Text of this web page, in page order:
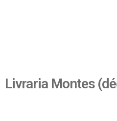
Livraria Montes